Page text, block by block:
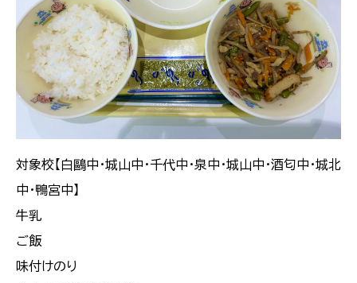
対象校【白鷗中・城山中・千代中・泉中・城山中・酒匂中・城北
中・鴨宮中】
牛乳
ご飯
味付けのり